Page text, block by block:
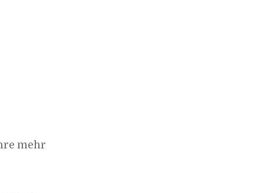
mehr